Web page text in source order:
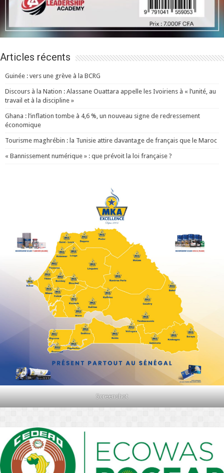
Articles récents
Guinée : vers une grève à la BCRG
Discours à la Nation : Alassane Ouattara appelle les Ivoiriens à « l’unité, au
travail et à la discipline »
Ghana : l’inflation tombe à 4,6 %, un nouveau signe de redressement
économique
Tourisme maghrébin : la Tunisie attire davantage de français que le Maroc
« Bannissement numérique » : que prévoit la loi française ?
Screenshot